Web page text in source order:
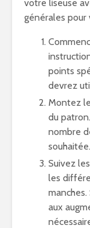
votre liseuse
générales pour
points
devrez
Montez
du
nombre
souhaitée.
Suivez
les
aux